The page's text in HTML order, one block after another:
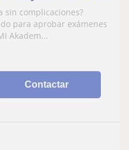
sin complicaciones?
para aprobar exámenes
Akadem...
Contactar